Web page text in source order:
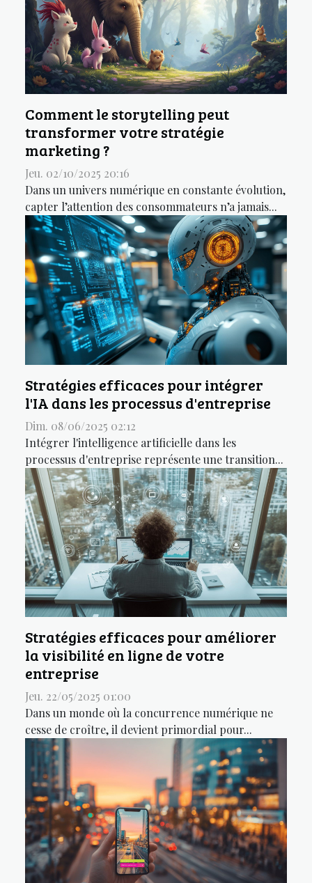
Comment le storytelling peut
transformer votre stratégie
marketing ?
Jeu. 02/10/2025 20:16
Dans un univers numérique en constante évolution,
capter l’attention des consommateurs n’a jamais...
Stratégies efficaces pour intégrer
l'IA dans les processus d'entreprise
Dim. 08/06/2025 02:12
Intégrer l'intelligence artificielle dans les
processus d'entreprise représente une transition...
Stratégies efficaces pour améliorer
la visibilité en ligne de votre
entreprise
Jeu. 22/05/2025 01:00
Dans un monde où la concurrence numérique ne
cesse de croître, il devient primordial pour...